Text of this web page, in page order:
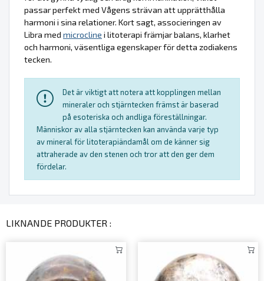
passar perfekt med Vågens strävan att upprätthålla
harmoni i sina relationer. Kort sagt, associeringen av
Libra med microcline i litoterapi främjar balans, klarhet
och harmoni, väsentliga egenskaper för detta zodiakens
tecken.
Det är viktigt att notera att kopplingen mellan
mineraler och stjärntecken främst är baserad
på esoteriska och andliga föreställningar.
Människor av alla stjärntecken kan använda varje typ
av mineral för litoterapiändamål om de känner sig
attraherade av den stenen och tror att den ger dem
fördelar.
LIKNANDE PRODUKTER :